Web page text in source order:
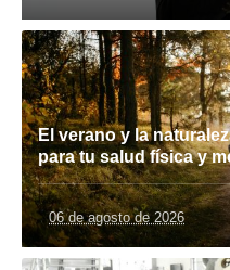
El verano y la
para tu salud física y
06 de agosto de 2026